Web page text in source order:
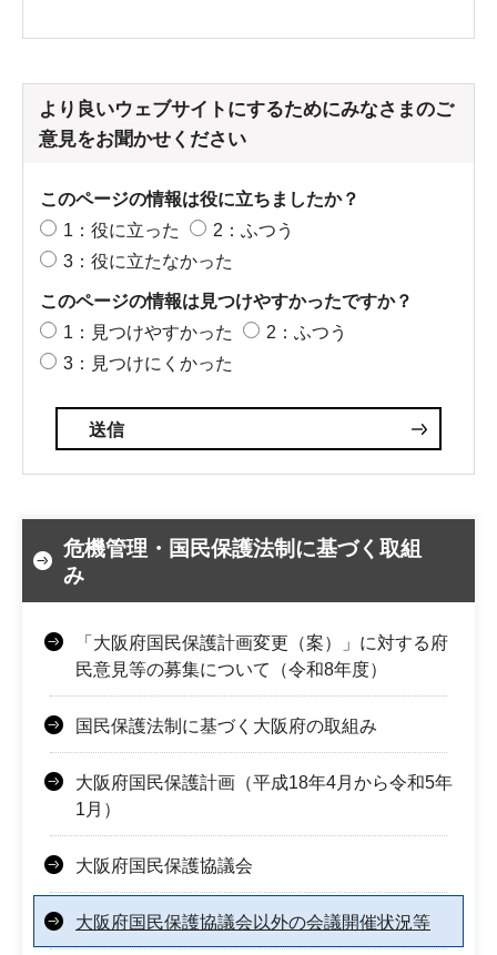
より良いウェブサイトにするためにみなさまのご
意見をお聞かせください
このページの情報は役に立ちましたか？
1：役に立った
2：ふつう
3：役に立たなかった
このページの情報は見つけやすかったですか？
1：見つけやすかった
2：ふつう
3：見つけにくかった
危機管理・国民保護法制に基づく取組
み
「大阪府国民保護計画変更（案）」に対する府
民意見等の募集について（令和8年度）
国民保護法制に基づく大阪府の取組み
大阪府国民保護計画（平成18年4月から令和5年
1月）
大阪府国民保護協議会
大阪府国民保護協議会以外の会議開催状況等